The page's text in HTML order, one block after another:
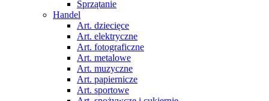
Sprzątanie
Handel
Art. dziecięce
Art. elektryczne
Art. fotograficzne
Art. metalowe
Art. muzyczne
Art. papiernicze
Art. sportowe